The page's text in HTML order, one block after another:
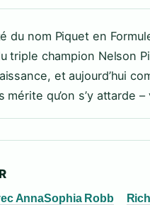
du nom Piquet en
triple champion Nelson
et aujourd’hui
qu’on s’y attarde
AnnaSophia Robb